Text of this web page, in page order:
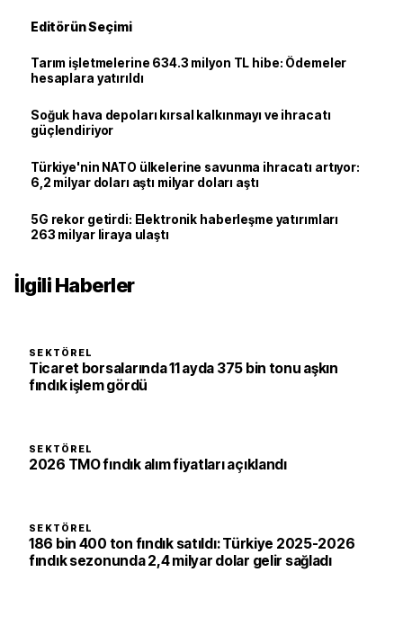
Editörün Seçimi
Tarım işletmelerine 634.3 milyon TL hibe: Ödemeler
hesaplara yatırıldı
Soğuk hava depoları kırsal kalkınmayı ve ihracatı
güçlendiriyor
Türkiye'nin NATO ülkelerine savunma ihracatı artıyor:
6,2 milyar doları aştı milyar doları aştı
5G rekor getirdi: Elektronik haberleşme yatırımları
263 milyar liraya ulaştı
İlgili Haberler
SEKTÖREL
Ticaret borsalarında 11 ayda 375 bin tonu aşkın
fındık işlem gördü
SEKTÖREL
2026 TMO fındık alım fiyatları açıklandı
SEKTÖREL
186 bin 400 ton fındık satıldı: Türkiye 2025-2026
fındık sezonunda 2,4 milyar dolar gelir sağladı